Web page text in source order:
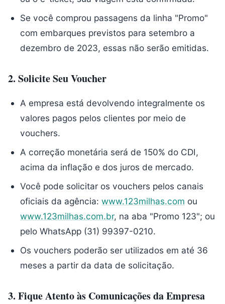
Se você comprou passagens da linha "Promo"
com embarques previstos para setembro a
dezembro de 2023, essas não serão emitidas.
2. Solicite Seu Voucher
A empresa está devolvendo integralmente os
valores pagos pelos clientes por meio de
vouchers.
A correção monetária será de 150% do CDI,
acima da inflação e dos juros de mercado.
Você pode solicitar os vouchers pelos canais
oficiais da agência: www.123milhas.com ou
www.123milhas.com.br, na aba "Promo 123"; ou
pelo WhatsApp (31) 99397-0210.
Os vouchers poderão ser utilizados em até 36
meses a partir da data de solicitação.
3. Fique Atento às Comunicações da Empresa